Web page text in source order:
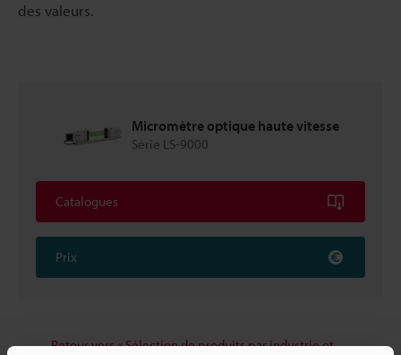
des valeurs.
Micromètre optique haute vitesse
Série LS-9000
Catalogues
Prix
Retour vers « Sélection de produits par industrie et